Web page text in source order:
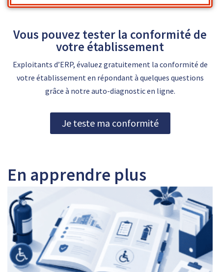
Vous pouvez tester la conformité de
votre établissement
Exploitants d’ERP, évaluez gratuitement la conformité de
votre établissement en répondant à quelques questions
grâce à notre auto-diagnostic en ligne.
Je teste ma conformité
En apprendre plus